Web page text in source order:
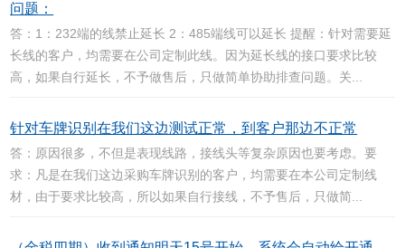
问题：
答：1：232端的线禁止延长 2：485端线可以延长 提醒：针对需要延
长线的客户，均需要在公司定制此线。因为延长线的接口要求比较
高，如果自行延长，不予做售后，只做简单协助排查问题。关...
针对车牌识别在我们这边测试正常，到客户那边不正常
答：原因很多，不但是表现线路，接线头等复杂原因也要考虑。要
求：凡是在我们这边采购车牌识别的客户，均需要在本公司定制线
材，由于要求比较高，所以如果自行接线，不予售后，只做简...